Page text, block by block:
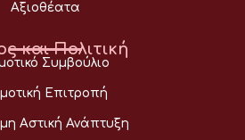
Αξιοθέατα
και Πολιτική
Συμβούλιο
Επιτροπή
Αστική Ανάπτυξη